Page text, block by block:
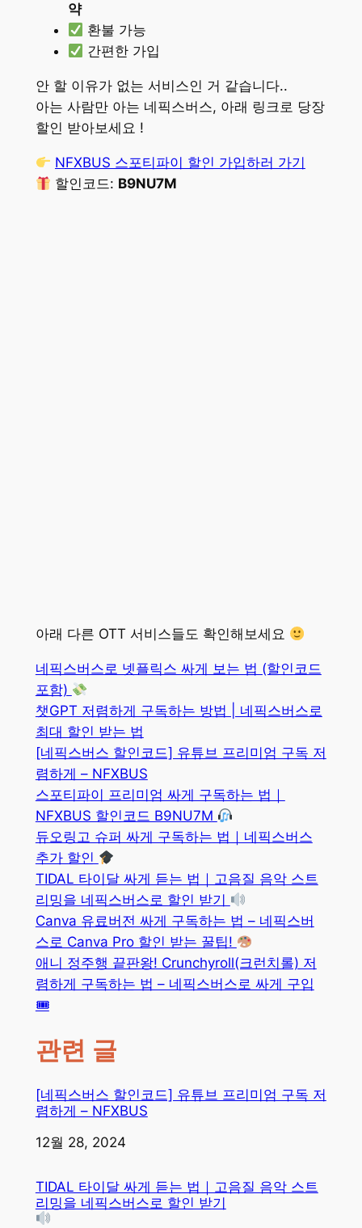
약
환불 가능
간편한 가입
안 할 이유가 없는 서비스인 거 같습니다..
아는 사람만 아는 네픽스버스, 아래 링크로 당장
할인 받아보세요 !
NFXBUS 스포티파이 할인 가입하러 가기
할인코드: B9NU7M
아래 다른 OTT 서비스들도 확인해보세요
네픽스버스로 넷플릭스 싸게 보는 법 (할인코드
포함)
챗GPT 저렴하게 구독하는 방법 | 네픽스버스로
최대 할인 받는 법
[네픽스버스 할인코드] 유튜브 프리미엄 구독 저
렴하게 – NFXBUS
스포티파이 프리미엄 싸게 구독하는 법｜
NFXBUS 할인코드 B9NU7M
듀오링고 슈퍼 싸게 구독하는 법｜네픽스버스
추가 할인
TIDAL 타이달 싸게 듣는 법｜고음질 음악 스트
리밍을 네픽스버스로 할인 받기
Canva 유료버전 싸게 구독하는 법 – 네픽스버
스로 Canva Pro 할인 받는 꿀팁!
애니 정주행 끝판왕! Crunchyroll(크런치롤) 저
렴하게 구독하는 법 – 네픽스버스로 싸게 구입
🎟
관련 글
[네픽스버스 할인코드] 유튜브 프리미엄 구독 저
렴하게 – NFXBUS
일자
12월 28, 2024
TIDAL 타이달 싸게 듣는 법｜고음질 음악 스트
리밍을 네픽스버스로 할인 받기